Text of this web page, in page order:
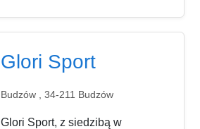
Glori Sport
Budzów , 34-211 Budzów
Glori Sport, z siedzibą w